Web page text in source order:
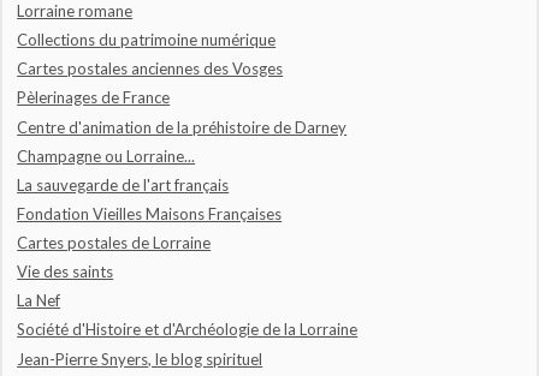
Lorraine romane
Collections du patrimoine numérique
Cartes postales anciennes des Vosges
Pèlerinages de France
Centre d'animation de la préhistoire de Darney
Champagne ou Lorraine...
La sauvegarde de l'art français
Fondation Vieilles Maisons Françaises
Cartes postales de Lorraine
Vie des saints
La Nef
Société d'Histoire et d'Archéologie de la Lorraine
Jean-Pierre Snyers, le blog spirituel